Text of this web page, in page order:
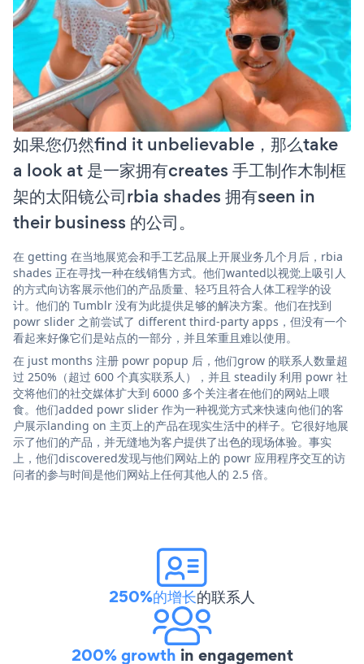
如果您仍然find it unbelievable，那么take
a look at 是一家拥有creates 手工制作木制框
架的太阳镜公司rbia shades 拥有seen in
their business 的公司。
在 getting 在当地展览会和手工艺品展上开展业务几个月后，rbia
shades 正在寻找一种在线销售方式。他们wanted以视觉上吸引人
的方式向访客展示他们的产品质量、轻巧且符合人体工程学的设
计。他们的 Tumblr 没有为此提供足够的解决方案。他们在找到
powr slider 之前尝试了 different third-party apps，但没有一个
看起来好像它们是站点的一部分，并且笨重且难以使用。
在 just months 注册 powr popup 后，他们grow 的联系人数量超
过 250%（超过 600 个真实联系人），并且 steadily 利用 powr 社
交将他们的社交媒体扩大到 6000 多个关注者在他们的网站上喂
食。他们added powr slider 作为一种视觉方式来快速向他们的客
户展示landing on 主页上的产品在现实生活中的样子。它很好地展
示了他们的产品，并无缝地为客户提供了出色的现场体验。事实
上，他们discovered发现与他们网站上的 powr 应用程序交互的访
问者的参与时间是他们网站上任何其他人的 2.5 倍。
250%的增长的联系人
200% growth in engagement